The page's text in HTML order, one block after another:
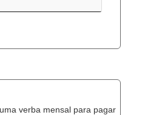
verba mensal para pagar